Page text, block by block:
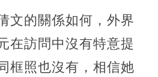
文的關係如何，外界
在訪問中沒有特意提
框照也沒有，相信她